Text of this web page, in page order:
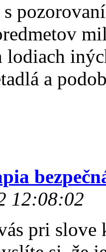
lodiach
a
12:08:02
pri slove